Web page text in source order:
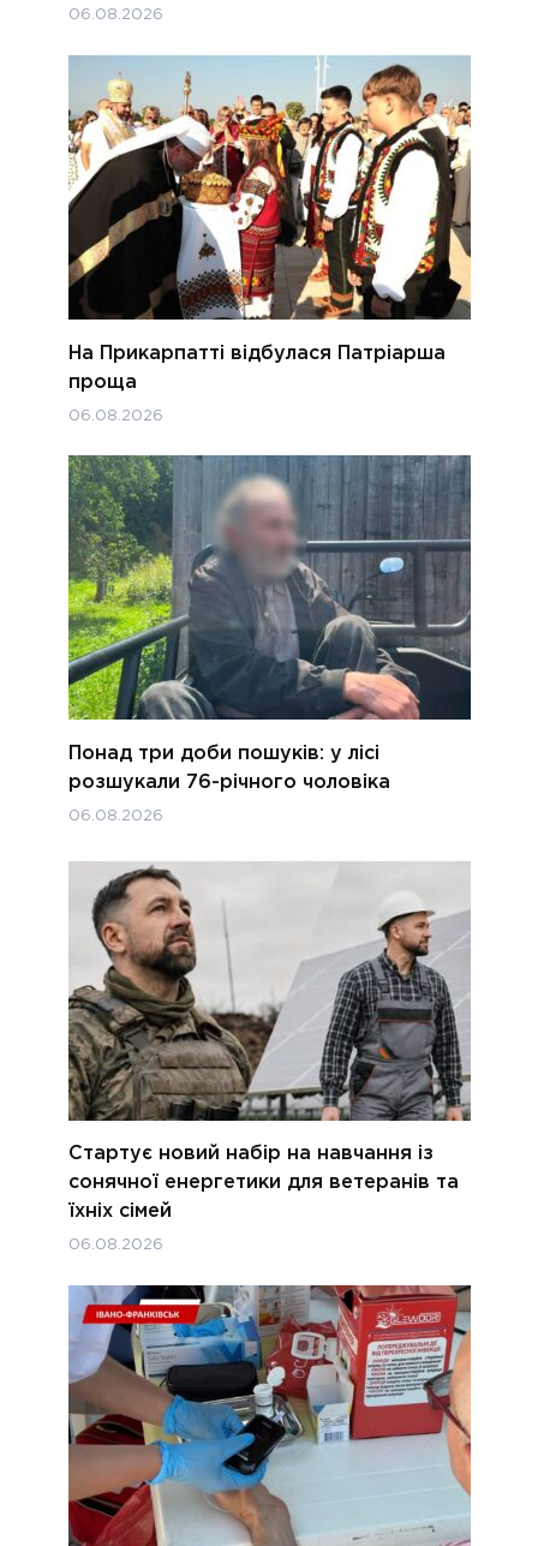
06.08.2026
На Прикарпатті відбулася Патріарша
проща
06.08.2026
Понад три доби пошуків: у лісі
розшукали 76-річного чоловіка
06.08.2026
Стартує новий набір на навчання із
сонячної енергетики для ветеранів та
їхніх сімей
06.08.2026